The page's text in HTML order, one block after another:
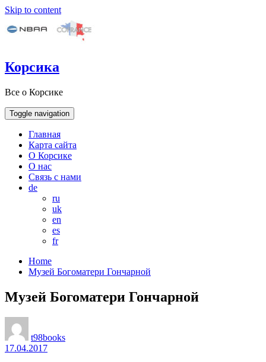
Skip to content
Корсика
Все о Корсике
Toggle navigation
Главная
Карта сайта
О Корсике
О нас
Связь с нами
de
ru
uk
en
es
fr
Home
Музей Богоматери Гончарной
Музей Богоматери Гончарной
t98books
17.04.2017